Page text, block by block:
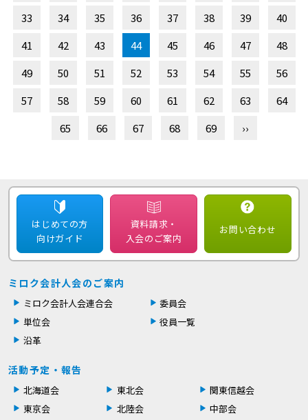
33
34 35 36 37 38 39
40
41
42 43 44 45 46 47
48
49
50 51 52 53 54 55
56
57
58 59 60 61 62 63
64
65
66 67 68 69 ››
はじめての方
向けガイド
資料請求・
入会のご案内
お問い合わせ
ミロク会計人会のご案内
ミロク会計人会連合会
委員会
単位会
役員一覧
沿革
活動予定・報告
北海道会 東北会
関東信越会
東京会
北陸会
中部会